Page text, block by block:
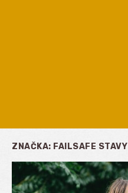
ZNAČKA: FAILSAFE STAVY